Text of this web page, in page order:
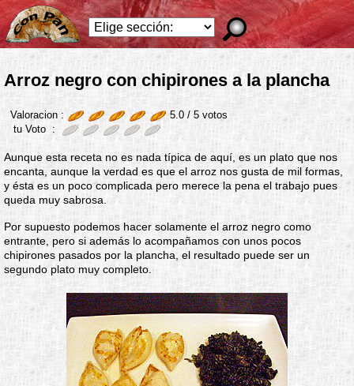
Arroz negro con chipirones a la plancha
Valoracion : 5.0 /5votos
tu Voto :
Aunque esta receta no es nada típica de aquí, es un plato que nos
encanta, aunque la verdad es que el arroz nos gusta de mil formas,
y ésta es un poco complicada pero merece la pena el trabajo pues
queda muy sabrosa.
Por supuesto podemos hacer solamente el arroz negro como
entrante, pero si además lo acompañamos con unos pocos
chipirones pasados por la plancha, el resultado puede ser un
segundo plato muy completo.